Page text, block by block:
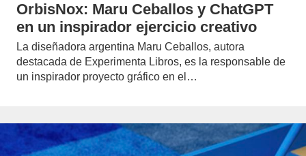
OrbisNox: Maru Ceballos y ChatGPT
en un inspirador ejercicio creativo
La diseñadora argentina Maru Ceballos, autora
destacada de Experimenta Libros, es la responsable de
un inspirador proyecto gráfico en el…